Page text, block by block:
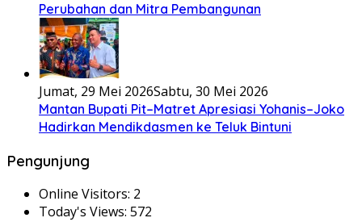
Perubahan dan Mitra Pembangunan
Jumat, 29 Mei 2026Sabtu, 30 Mei 2026
Mantan Bupati Pit–Matret Apresiasi Yohanis–Joko
Hadirkan Mendikdasmen ke Teluk Bintuni
Pengunjung
Online Visitors: 2
Today's Views: 572